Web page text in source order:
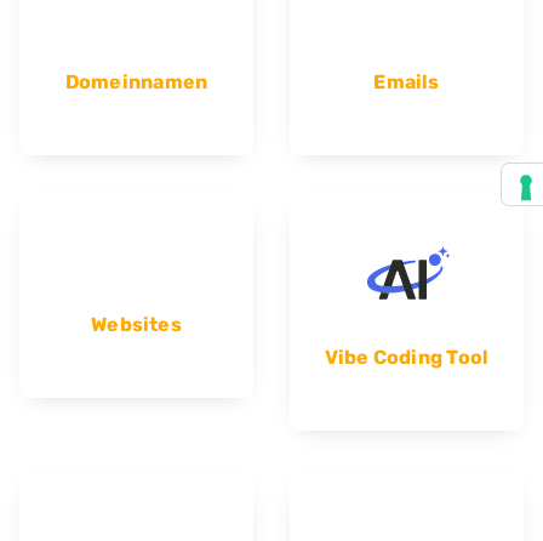
Domeinnamen Emails
Websites
Vibe Coding Tool